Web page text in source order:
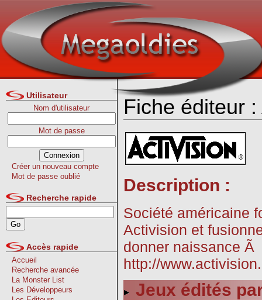
Utilisateur
Nom d'utilisateur
Mot de passe
Créer un nouveau compte
Mot de passe oublié
Recherche rapide
Accès rapide
Accueil
Recherche avancée
La Monster List
Les Développeurs
Fiche éditeur
Description :
Société américaine
Activision et
donner naissance
http://
Jeux édités